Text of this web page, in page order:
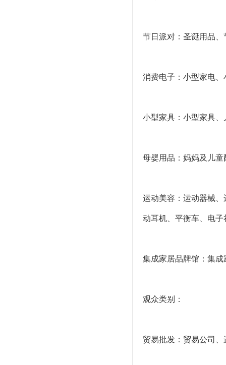
节日派对：圣诞用品
消费电子：小型家电
小型家具：小型家具
母婴用品：妈妈及儿
运动美容：运动器械
动耳机、平衡车、电子
集成家居品牌馆：集
观众类别：
贸易批发：贸易公司